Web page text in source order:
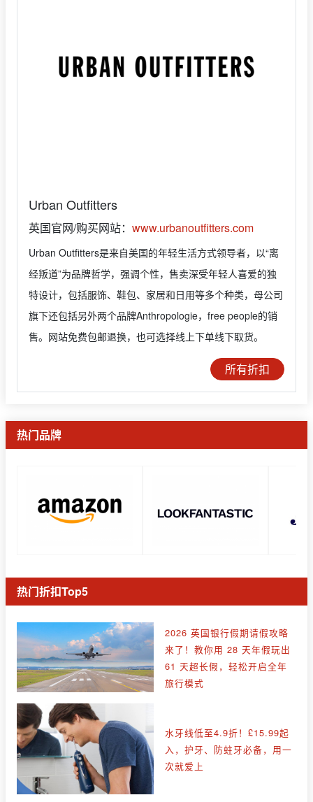
Urban Outfitters
英国官网/购买网站： www.urbanoutfitters.com
Urban Outfitters是来自美国的年轻生活方式领导者，以“离
经叛道”为品牌哲学，强调个性，售卖深受年轻人喜爱的独
特设计，包括服饰、鞋包、家居和日用等多个种类，母公司
旗下还包括另外两个品牌Anthropologie，free people的销
售。网站免费包邮退换，也可选择线上下单线下取货。
所有折扣
热门品牌
热门折扣Top5
2026 英国银行假期请假攻略
来了！教你用 28 天年假玩出
61 天超长假，轻松开启全年
旅行模式
水牙线低至4.9折！£15.99起
入，护牙、防蛀牙必备，用一
次就爱上